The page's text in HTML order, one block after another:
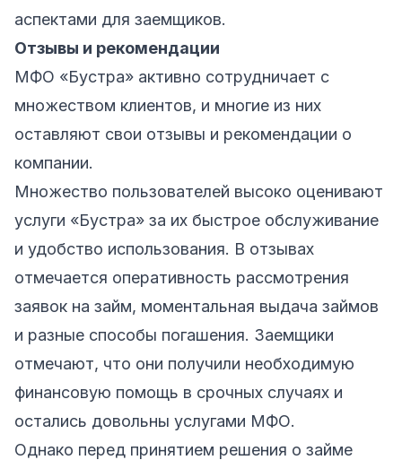
аспектами для заемщиков.
Отзывы и рекомендации
МФО «Бустра» активно сотрудничает с
множеством клиентов, и многие из них
оставляют свои отзывы и рекомендации о
компании.
Множество пользователей высоко оценивают
услуги «Бустра» за их быстрое обслуживание
и удобство использования. В отзывах
отмечается оперативность рассмотрения
заявок на займ, моментальная выдача займов
и разные способы погашения. Заемщики
отмечают, что они получили необходимую
финансовую помощь в срочных случаях и
остались довольны услугами МФО.
Однако перед принятием решения о займе